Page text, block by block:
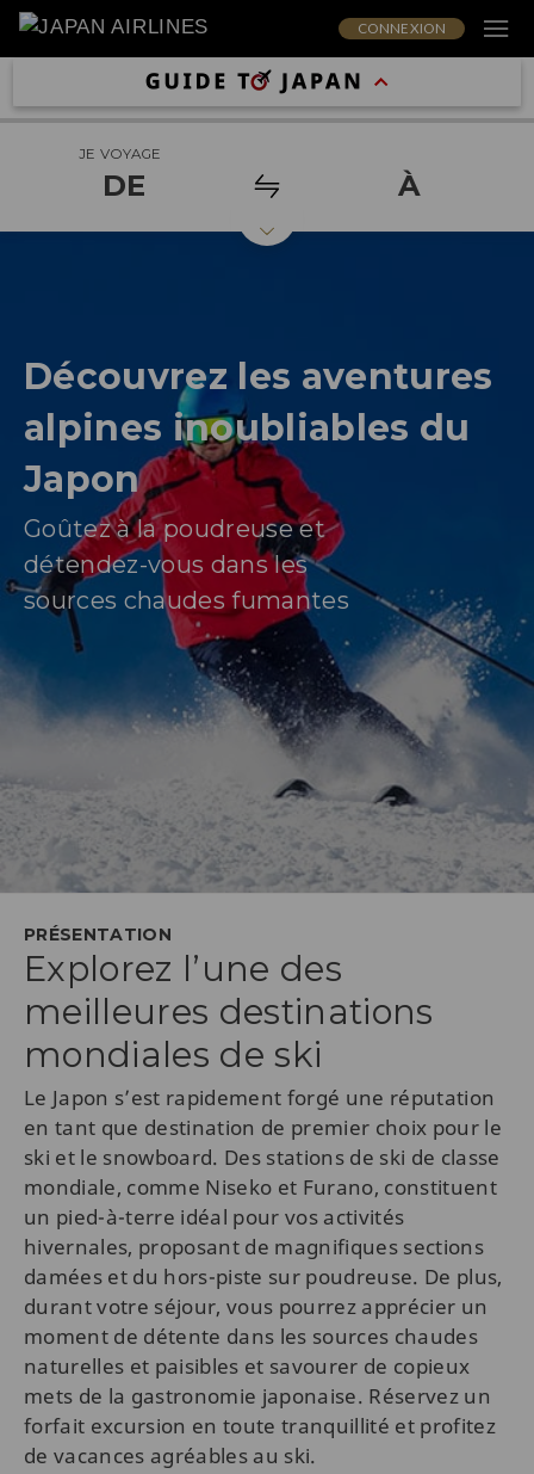
CONNEXION
JE VOYAGE
DE À
Découvrez les aventures
alpines inoubliables du
Japon
Goûtez à la poudreuse et
détendez-vous dans les
sources chaudes fumantes
PRÉSENTATION
Explorez l’une des
meilleures destinations
mondiales de ski
Le Japon s’est rapidement forgé une réputation
en tant que destination de premier choix pour le
ski et le snowboard. Des stations de ski de classe
mondiale, comme Niseko et Furano, constituent
un pied-à-terre idéal pour vos activités
hivernales, proposant de magnifiques sections
damées et du hors-piste sur poudreuse. De plus,
durant votre séjour, vous pourrez apprécier un
moment de détente dans les sources chaudes
naturelles et paisibles et savourer de copieux
mets de la gastronomie japonaise. Réservez un
forfait excursion en toute tranquillité et profitez
de vacances agréables au ski.